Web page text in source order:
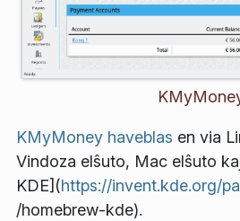
KMyMoney haveblas en via
Vindoza elŝuto, Mac elŝuto
KDE](https://invent.kde.org/
/homebrew-kde).